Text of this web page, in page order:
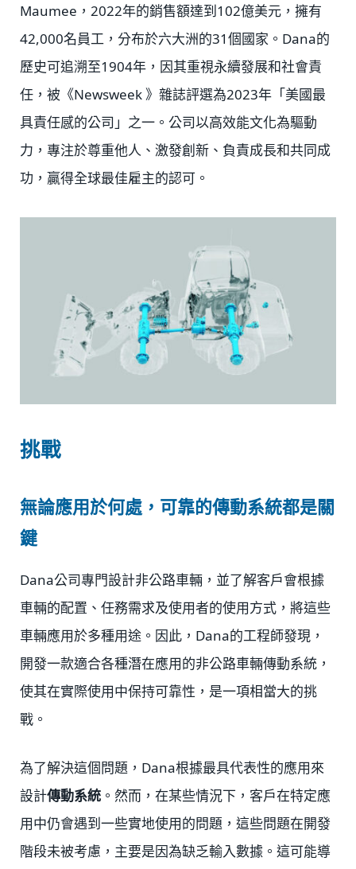
Maumee，2022年的銷售額達到102億美元，擁有
42,000名員工，分布於六大洲的31個國家。Dana的
歷史可追溯至1904年，因其重視永續發展和社會責
任，被《Newsweek 》雜誌評選為2023年「美國最
具責任感的公司」之一。公司以高效能文化為驅動
力，專注於尊重他人、激發創新、負責成長和共同成
功，贏得全球最佳雇主的認可。
挑戰
無論應用於何處，可靠的傳動系統都是關
鍵
Dana公司專門設計非公路車輛，並了解客戶會根據
車輛的配置、任務需求及使用者的使用方式，將這些
車輛應用於多種用途。因此，Dana的工程師發現，
開發一款適合各種潛在應用的非公路車輛傳動系統，
使其在實際使用中保持可靠性，是一項相當大的挑
戰。
為了解決這個問題，Dana根據最具代表性的應用來
設計傳動系統 。然而，在某些情況下，客戶在特定應
用中仍會遇到一些實地使用的問題，這些問題在開發
階段未被考慮，主要是因為缺乏輸入數據。這可能導